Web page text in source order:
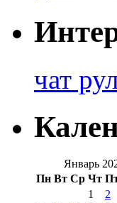
чат
Январь
Пн Вт Ср Чт
1 2